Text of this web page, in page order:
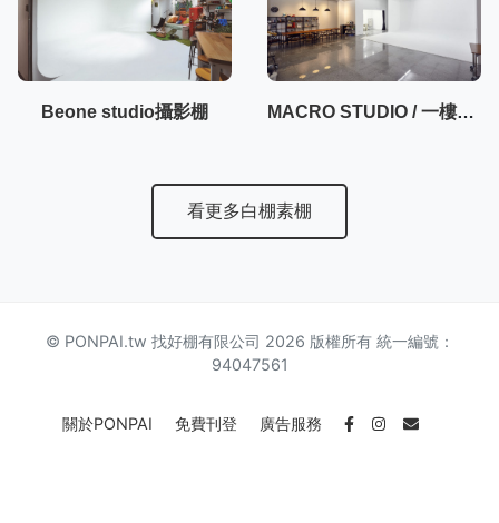
Beone studio攝影棚 MACRO STUDIO / 一樓50坪大空間攝影棚
看更多白棚素棚
© PONPAI.tw 找好棚有限公司 2026 版權所有 統一編號：
94047561
關於PONPAI 免費刊登 廣告服務